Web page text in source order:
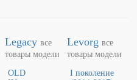
Legacy все
товары модели
OLD
Levorg все
товары модели
I поколение